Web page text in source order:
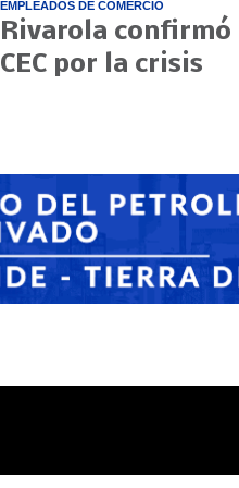
EMPLEADOS DE COMERCIO
Rivarola
CEC por la crisis